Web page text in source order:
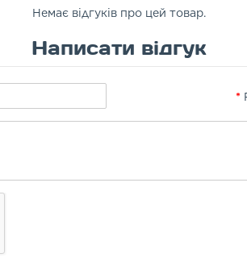
Немає відгуків про цей товар.
Написати відгук